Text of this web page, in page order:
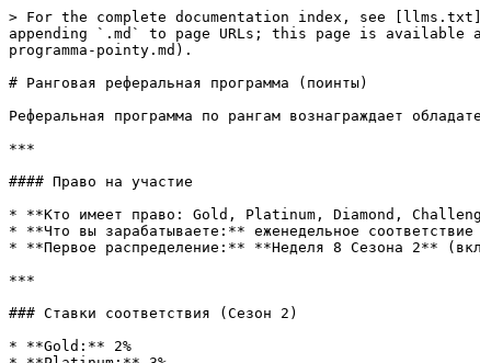
> For the complete documentation index, see
appending `.md` to page URLs; this page is available
programma-pointy.md).
# Ранговая реферальная программа (поинты)
Реферальная программа по рангам вознаграждает
***
#### Право на участие
* **Кто имеет право: Gold, Platinum, Diamond,
* **Что вы зарабатываете:** еженедельное
* **Первое распределение:** **Неделя 8 Сезона 2**
***
### Ставки соответствия (Сезон 2)
* **Gold:** 2%